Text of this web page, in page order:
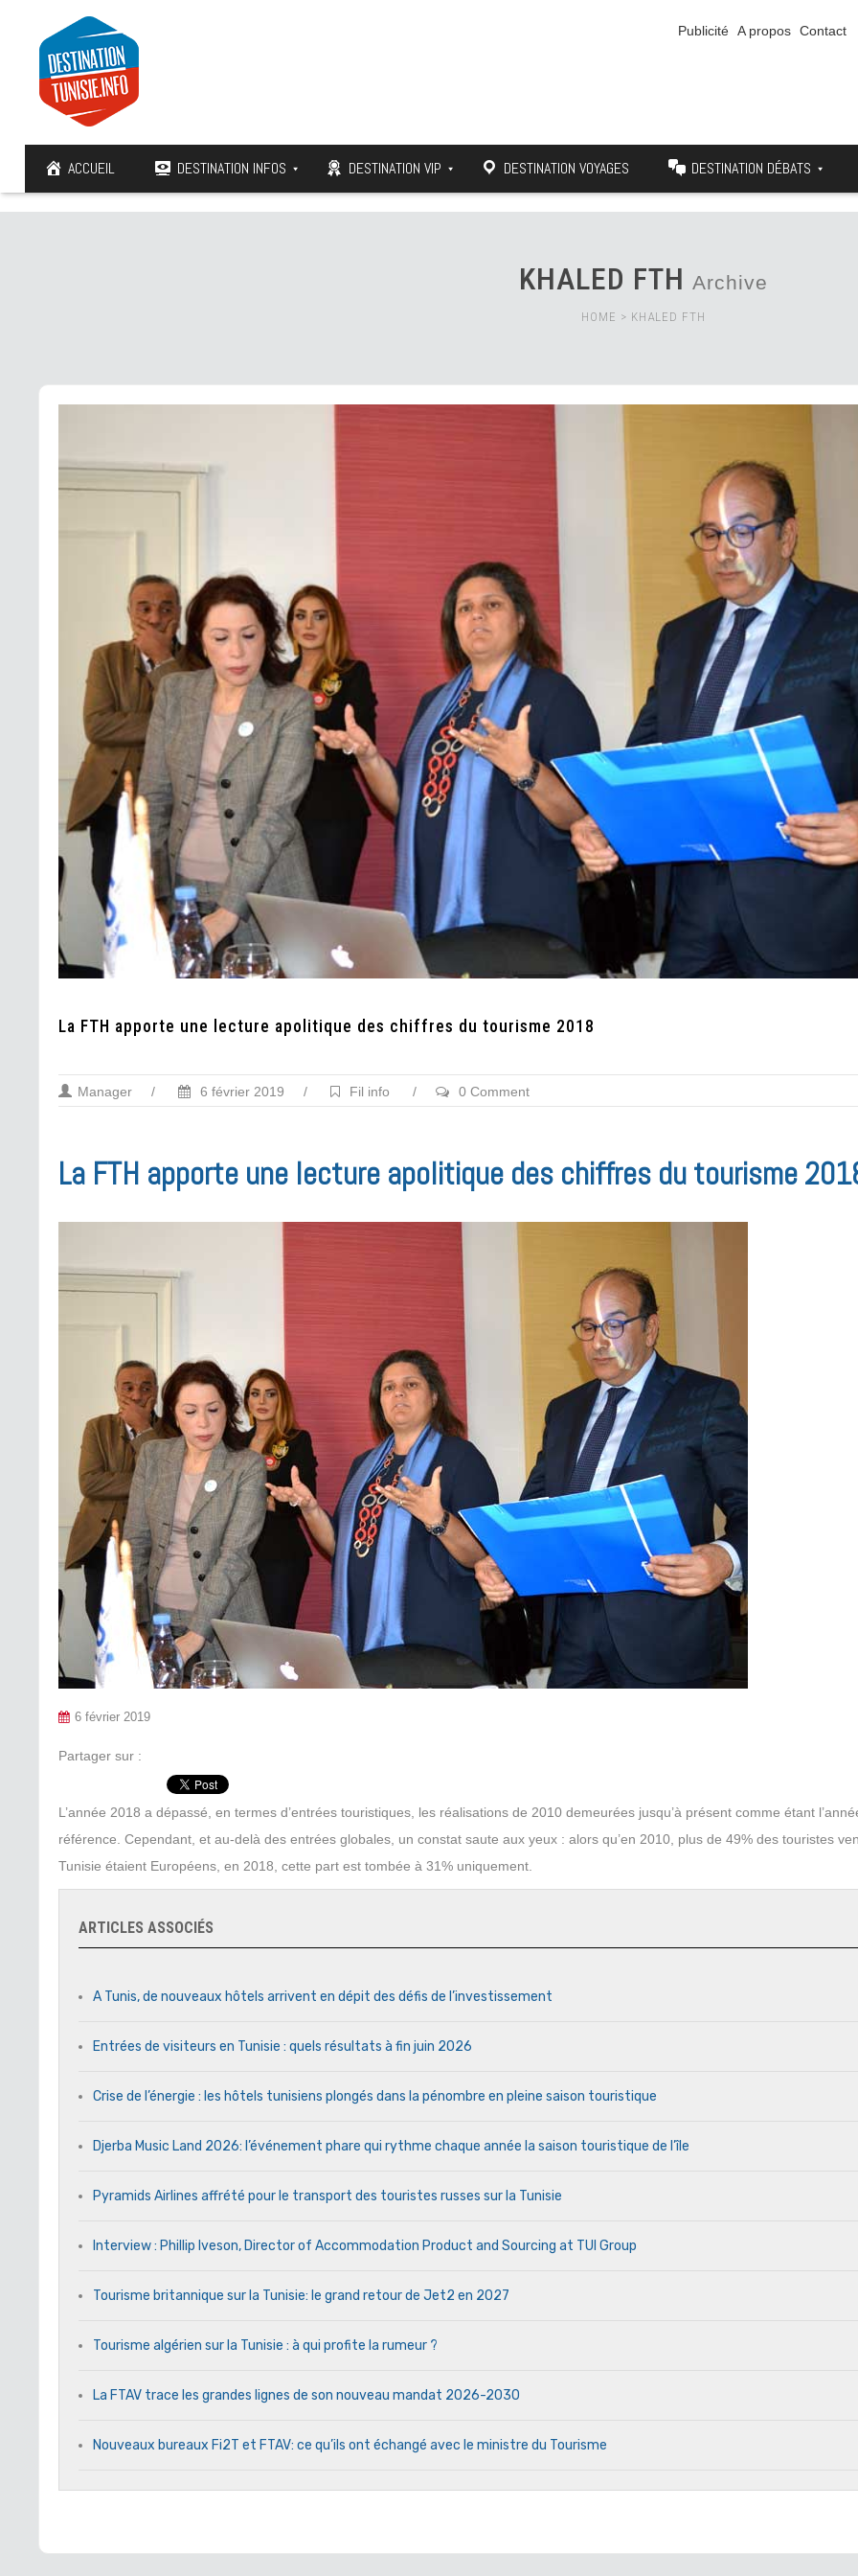
Publicité A propos Contact
ACCUEIL DESTINATION INFOS DESTINATION VIP DESTINATION VOYAGES DESTINATION DÉBATS
KHALED FTH Archive
HOME > KHALED FTH
La FTH apporte une lecture apolitique des chiffres du tourisme 2018
Manager / 6 février 2019 / Fil info / 0 Comment
La FTH apporte une lecture apolitique des chiffres du tourisme
6 février 2019
Partager sur :
L’année 2018 a dépassé, en termes d’entrées touristiques, les réalisations de 2010 demeurées jusqu’à présent comme étant
référence. Cependant, et au-delà des entrées globales, un constat saute aux yeux : alors qu’en 2010, plus de 49% des touristes
Tunisie étaient Européens, en 2018, cette part est tombée à 31% uniquement.
ARTICLES ASSOCIÉS
A Tunis, de nouveaux hôtels arrivent en dépit des défis de l’investissement
Entrées de visiteurs en Tunisie : quels résultats à fin juin 2026
Crise de l’énergie : les hôtels tunisiens plongés dans la pénombre en pleine saison touristique
Djerba Music Land 2026: l’événement phare qui rythme chaque année la saison touristique de l’île
Pyramids Airlines affrété pour le transport des touristes russes sur la Tunisie
Interview : Phillip Iveson, Director of Accommodation Product and Sourcing at TUI Group
Tourisme britannique sur la Tunisie: le grand retour de Jet2 en 2027
Tourisme algérien sur la Tunisie : à qui profite la rumeur ?
La FTAV trace les grandes lignes de son nouveau mandat 2026-2030
Nouveaux bureaux Fi2T et FTAV: ce qu’ils ont échangé avec le ministre du Tourisme